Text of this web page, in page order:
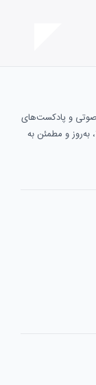
صوتی و پادکست‌های
به‌روز و مطمئن به